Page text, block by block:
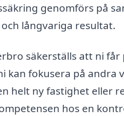
genomförs på
långvariga resultat.
säkerställs att ni
kan fokusera på andra
helt ny fastighet eller
hos en